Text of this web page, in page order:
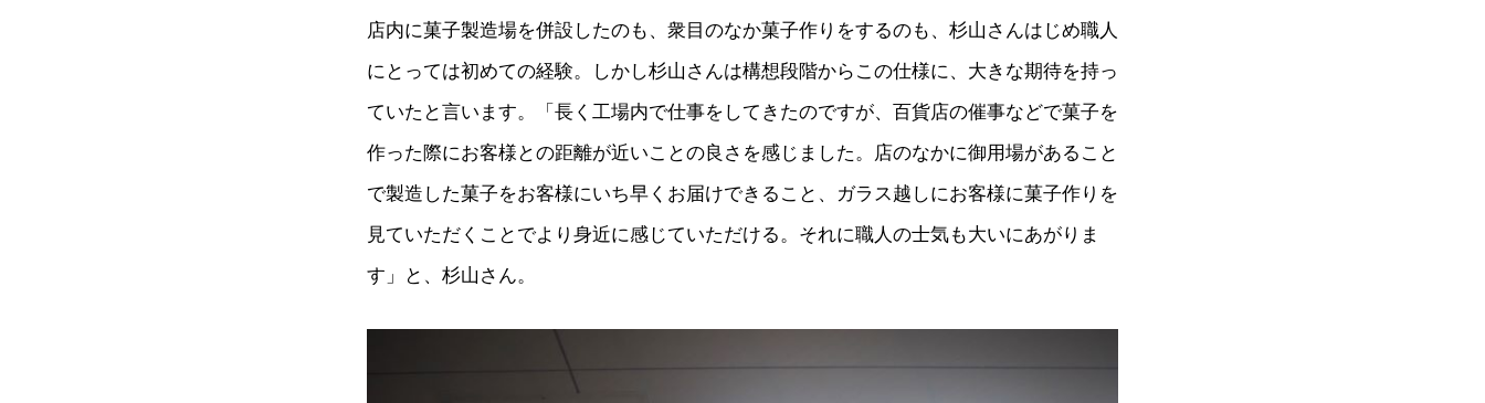
店内に菓子製造場を併設したのも、衆目のなか菓子作りをするのも、杉山さんはじめ職人
にとっては初めての経験。しかし杉山さんは構想段階からこの仕様に、大きな期待を持っ
ていたと言います。「長く工場内で仕事をしてきたのですが、百貨店の催事などで菓子を
作った際にお客様との距離が近いことの良さを感じました。店のなかに御用場があること
で製造した菓子をお客様にいち早くお届けできること、ガラス越しにお客様に菓子作りを
見ていただくことでより身近に感じていただける。それに職人の士気も大いにあがりま
す」と、杉山さん。